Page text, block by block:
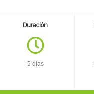
Duración
5 días